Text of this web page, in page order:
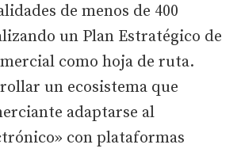
de menos de 400
un Plan Estratégico de
como hoja de ruta.
un ecosistema que
adaptarse al
con plataformas